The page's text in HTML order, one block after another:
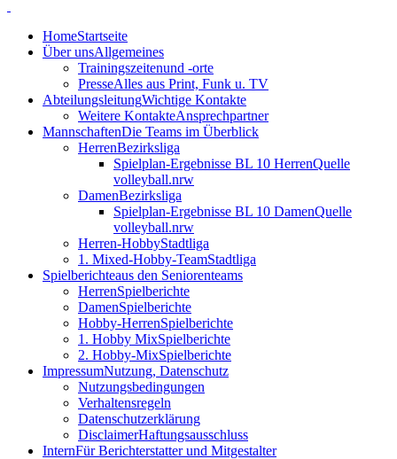
HomeStartseite
Über unsAllgemeines
Trainingszeitenund -orte
PresseAlles aus Print, Funk u. TV
AbteilungsleitungWichtige Kontakte
Weitere KontakteAnsprechpartner
MannschaftenDie Teams im Überblick
HerrenBezirksliga
Spielplan-Ergebnisse BL 10 HerrenQuelle
volleyball.nrw
DamenBezirksliga
Spielplan-Ergebnisse BL 10 DamenQuelle
volleyball.nrw
Herren-HobbyStadtliga
1. Mixed-Hobby-TeamStadtliga
Spielberichteaus den Seniorenteams
HerrenSpielberichte
DamenSpielberichte
Hobby-HerrenSpielberichte
1. Hobby MixSpielberichte
2. Hobby-MixSpielberichte
ImpressumNutzung, Datenschutz
Nutzungsbedingungen
Verhaltensregeln
Datenschutzerklärung
DisclaimerHaftungsausschluss
InternFür Berichterstatter und Mitgestalter